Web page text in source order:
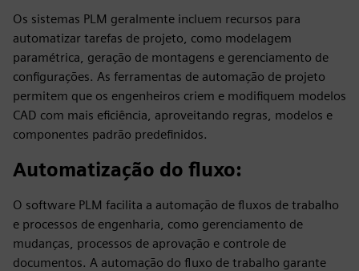
Os sistemas PLM geralmente incluem recursos para
automatizar tarefas de projeto, como modelagem
paramétrica, geração de montagens e gerenciamento de
configurações. As ferramentas de automação de projeto
permitem que os engenheiros criem e modifiquem modelos
CAD com mais eficiência, aproveitando regras, modelos e
componentes padrão predefinidos.
Automatização do fluxo:
O software PLM facilita a automação de fluxos de trabalho
e processos de engenharia, como gerenciamento de
mudanças, processos de aprovação e controle de
documentos. A automação do fluxo de trabalho garante